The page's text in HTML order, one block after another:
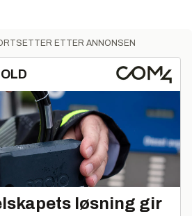
ETTER ANNONSEN
løsning gir